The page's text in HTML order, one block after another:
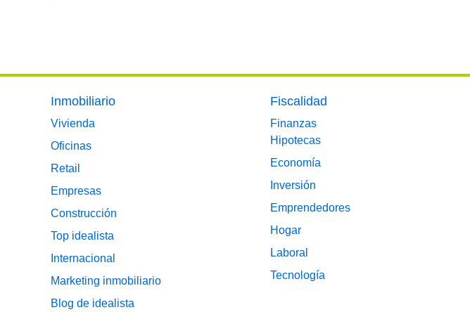
Footer main menu
Inmobiliario
Vivienda
Oficinas
Retail
Empresas
Construcción
Top idealista
Internacional
Marketing inmobiliario
Blog de idealista
Fiscalidad
Finanzas
Hipotecas
Economía
Inversión
Emprendedores
Hogar
Laboral
Tecnología